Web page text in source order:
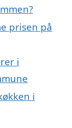
prisen på
i
i